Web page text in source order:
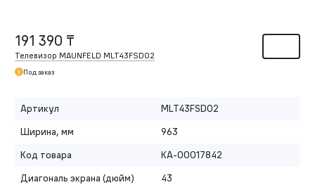
191 390 ₸
Телевизор MAUNFELD MLT43FSD02
Под заказ
Артикул
MLT43FSD02
Ширина, мм
963
Код товара
КА-00017842
Диагональ экрана (дюйм)
43